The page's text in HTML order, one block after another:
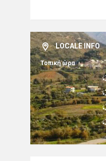
LOCALE INFO
Τοπική ώρα